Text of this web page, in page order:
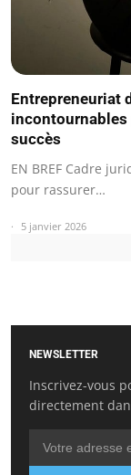
Entrepreneuriat
succès
EN BREF Cadre
pour rassurer…
5 janvier 2026
NEWSLETTER
Inscrivez-vous
directement